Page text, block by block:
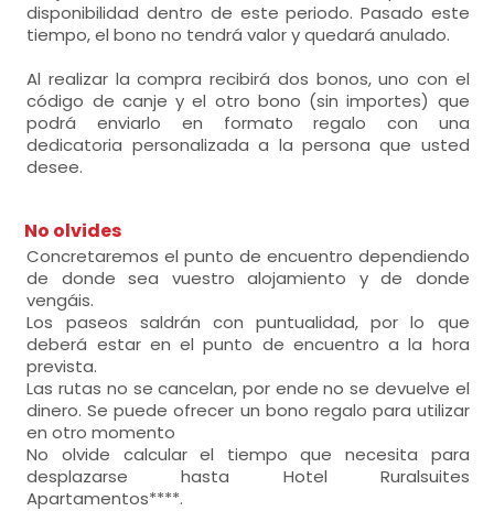
disponibilidad dentro de este periodo. Pasado este
tiempo, el bono no tendrá valor y quedará anulado.
Al realizar la compra recibirá dos bonos, uno con el
código de canje y el otro bono (sin importes) que
podrá enviarlo en formato regalo con una
dedicatoria personalizada a la persona que usted
desee.
No olvides
Concretaremos el punto de encuentro dependiendo
de donde sea vuestro alojamiento y de donde
vengáis.
Los paseos saldrán con puntualidad, por lo que
deberá estar en el punto de encuentro a la hora
prevista.
Las rutas no se cancelan, por ende no se devuelve el
dinero. Se puede ofrecer un bono regalo para utilizar
en otro momento
No olvide calcular el tiempo que necesita para
desplazarse hasta Hotel Ruralsuites
Apartamentos****.